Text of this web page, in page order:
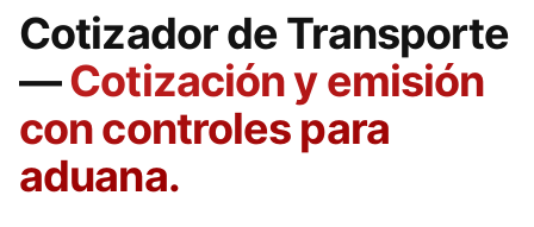
Cotizador de Transporte
—Cotización y emisión
con controles para
aduana.